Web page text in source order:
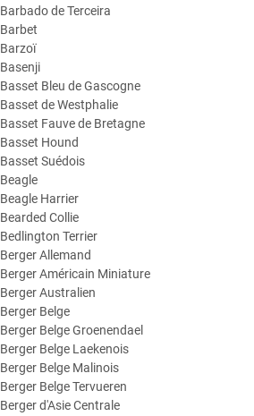
Barbado de Terceira
Barbet
Barzoï
Basenji
Basset Bleu de Gascogne
Basset de Westphalie
Basset Fauve de Bretagne
Basset Hound
Basset Suédois
Beagle
Beagle Harrier
Bearded Collie
Bedlington Terrier
Berger Allemand
Berger Américain Miniature
Berger Australien
Berger Belge
Berger Belge Groenendael
Berger Belge Laekenois
Berger Belge Malinois
Berger Belge Tervueren
Berger d'Asie Centrale